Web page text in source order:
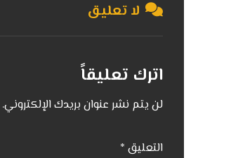
لا تعليق
اترك تعليقاً
لن يتم نشر عنوان بريدك الإلكتروني.
التعليق *